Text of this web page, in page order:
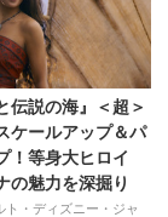
伝説の海』＜超＞
ケールアップ＆パ
！等身大ヒロイ
の魅力を深掘り
ト・ディズニー・ジャ